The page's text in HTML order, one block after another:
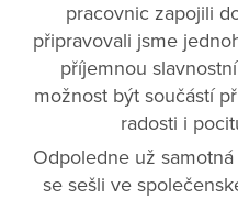
pracovnic zapojili
připravovali jsme
příjemnou
možnost být součástí
radosti i
Odpoledne už
se sešli ve